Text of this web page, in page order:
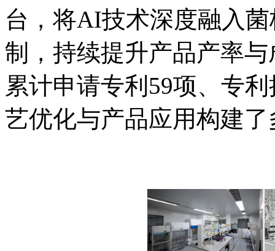
台，将AI技术深度融入
制，持续提升产品产率
累计申请专利59项、专
艺优化与产品应用构建